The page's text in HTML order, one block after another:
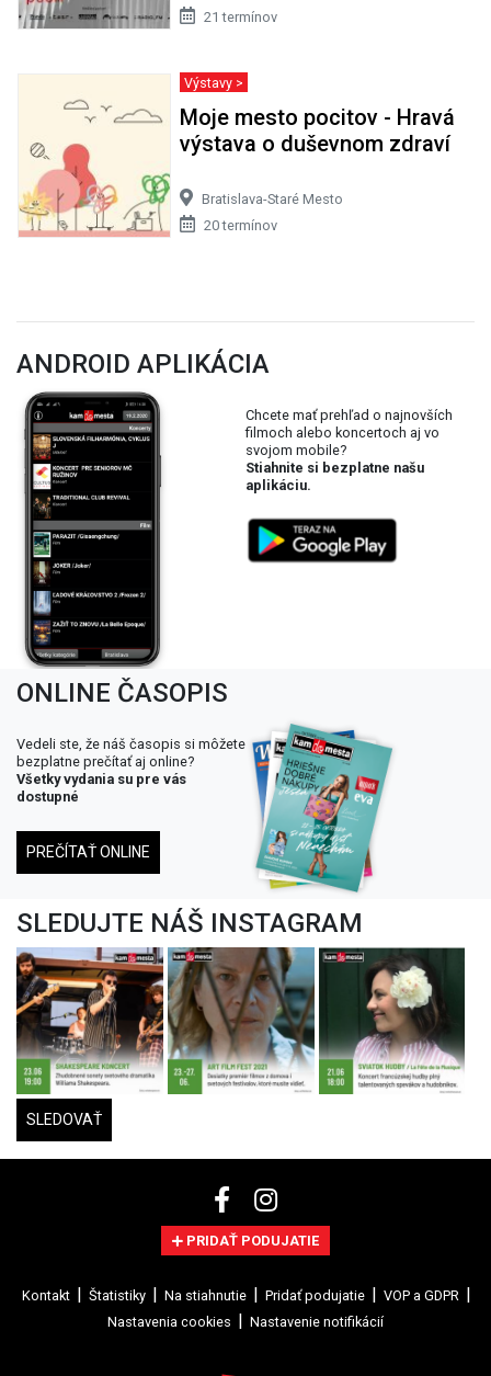
21 termínov
Výstavy >
Moje mesto pocitov - Hravá
výstava o duševnom zdraví
Bratislava-Staré Mesto
20 termínov
ANDROID APLIKÁCIA
Chcete mať prehľad o najnovších
filmoch alebo koncertoch aj vo
svojom mobile?
Stiahnite si bezplatne našu
aplikáciu.
ONLINE ČASOPIS
Vedeli ste, že náš časopis si môžete
bezplatne prečítať aj online?
Všetky vydania su pre vás
dostupné
PREČÍTAŤ ONLINE
SLEDUJTE NÁŠ INSTAGRAM
SLEDOVAŤ
PRIDAŤ PODUJATIE
Kontakt Štatistiky Na stiahnutie Pridať podujatie
VOP a GDPR
Nastavenia cookies
Nastavenie notifikácií